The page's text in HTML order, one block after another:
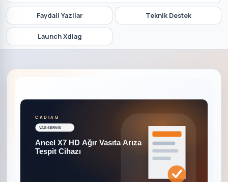
Faydali Yazilar Teknik Destek
Launch Xdiag